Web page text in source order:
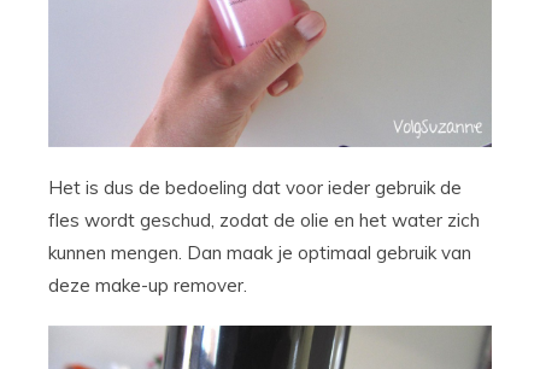
Het is dus de bedoeling dat voor ieder gebruik de
fles wordt geschud, zodat de olie en het water zich
kunnen mengen. Dan maak je optimaal gebruik van
deze make-up remover.